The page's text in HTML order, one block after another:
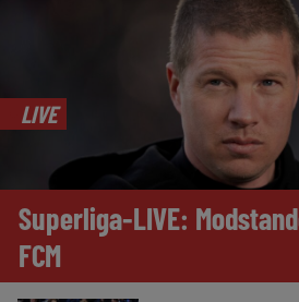
LIVE
Superliga-LIVE:
FCM